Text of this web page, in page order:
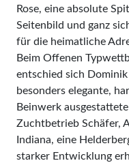
Rose, eine absolute
Seitenbild und ganz
für die heimatliche
Beim Offenen
entschied sich
besonders elegante,
Beinwerk
Zuchtbetrieb Schäfer,
Indiana, eine
starker Entwicklung